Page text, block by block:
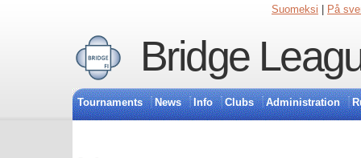
Suomeksi På
Bridge
Tournaments News Info Clubs Administration